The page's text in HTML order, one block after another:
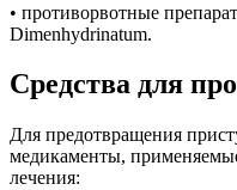
• противорвотные
Dimenhydrinatum.
Средства для
Для предотвращения
медикаменты,
лечения: